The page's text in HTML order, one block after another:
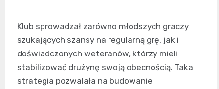
Klub sprowadzał zarówno młodszych graczy
szukających szansy na regularną grę, jak i
doświadczonych weteranów, którzy mieli
stabilizować drużynę swoją obecnością. Taka
strategia pozwalała na budowanie